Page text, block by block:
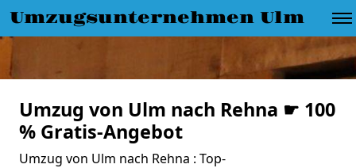
Umzugsunternehmen Ulm
Umzug von Ulm nach Rehna ☛ 100
% Gratis-Angebot
Umzug von Ulm nach Rehna : Top-